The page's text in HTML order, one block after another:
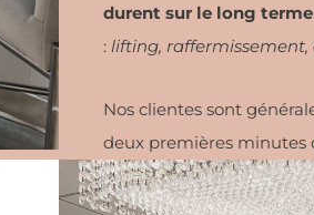
durent sur le long terme
:lifting,
Nos clientes sont
deux premières minutes